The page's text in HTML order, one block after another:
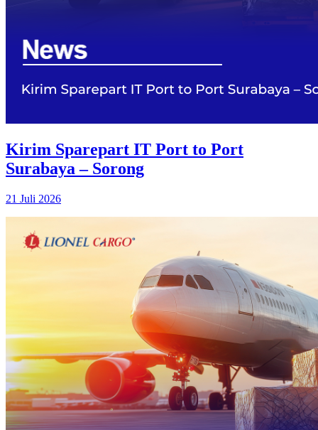
Kirim Sparepart IT Port to Port
Surabaya – Sorong
21 Juli 2026